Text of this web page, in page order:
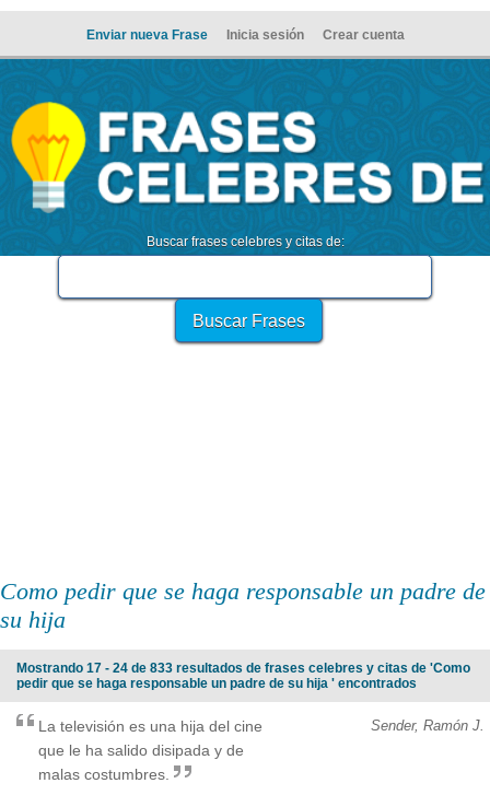
Enviar nueva Frase Inicia sesión Crear cuenta
Buscar frases celebres y citas de:
Como pedir que se haga responsable un padre de
su hija
Mostrando 17 - 24 de 833 resultados de frases celebres y citas de 'Como
pedir que se haga responsable un padre de su hija ' encontrados
Sender, Ramón J.
La televisión es una hija del cine
que le ha salido disipada y de
malas costumbres.